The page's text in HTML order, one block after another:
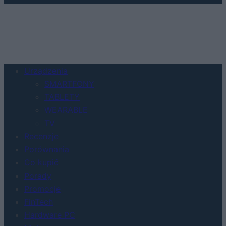
Urządzenia
SMARTFONY
TABLETY
WEARABLE
TV
Recenzje
Porównania
Co kupić
Porady
Promocje
FinTech
Hardware PC